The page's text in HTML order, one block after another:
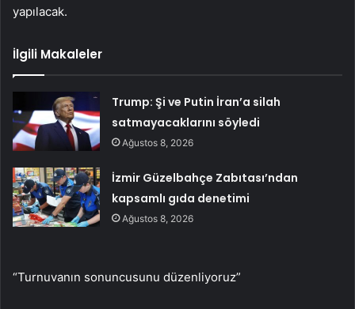
yapılacak.
İlgili Makaleler
Trump: Şi ve Putin İran’a silah
satmayacaklarını söyledi
Ağustos 8, 2026
İzmir Güzelbahçe Zabıtası’ndan
kapsamlı gıda denetimi
Ağustos 8, 2026
“Turnuvanın sonuncusunu düzenliyoruz”